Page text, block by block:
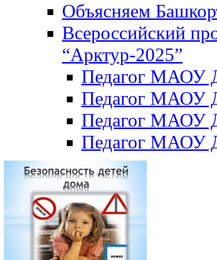
Объясняем
Всероссийский
“Арктур-2025”
Педагог МАОУ
Педагог МАОУ
Педагог МАОУ
Педагог МАОУ